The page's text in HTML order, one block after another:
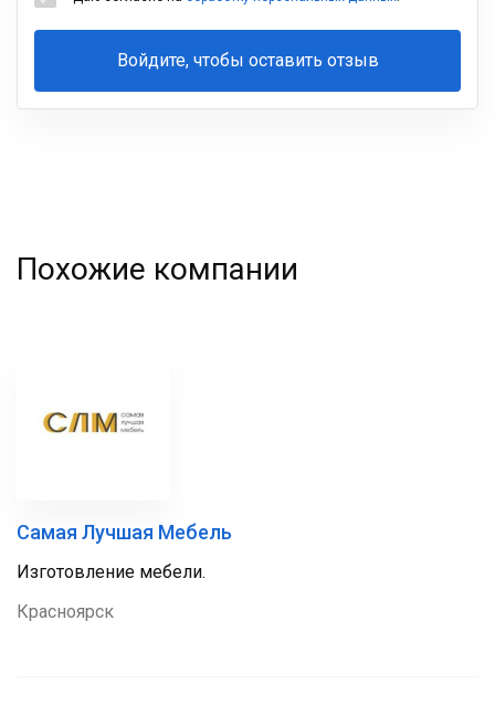
Войдите, чтобы оставить отзыв
Ваша
Похожие компании
Самая Лучшая Мебель
Изготовление мебели.
Красноярск